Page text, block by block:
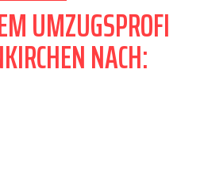
UMZUGSPROFI
NACH: